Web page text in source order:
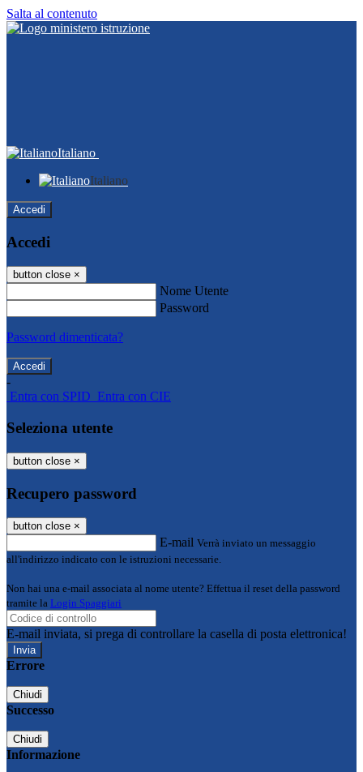
Salta al contenuto
Italiano
Italiano
Accedi
Accedi
button close ×
Nome Utente
Password
Password dimenticata?
-
Entra con SPID Entra con CIE
Seleziona utente
button close ×
Recupero password
button close ×
E-mail Verrà inviato un messaggio
all'indirizzo indicato con le istruzioni necessarie.
Non hai una e-mail associata al nome utente? Effettua il reset della password
tramite la Login Spaggiari
E-mail inviata, si prega di controllare la casella di posta elettronica!
Errore
Chiudi
Successo
Chiudi
Informazione